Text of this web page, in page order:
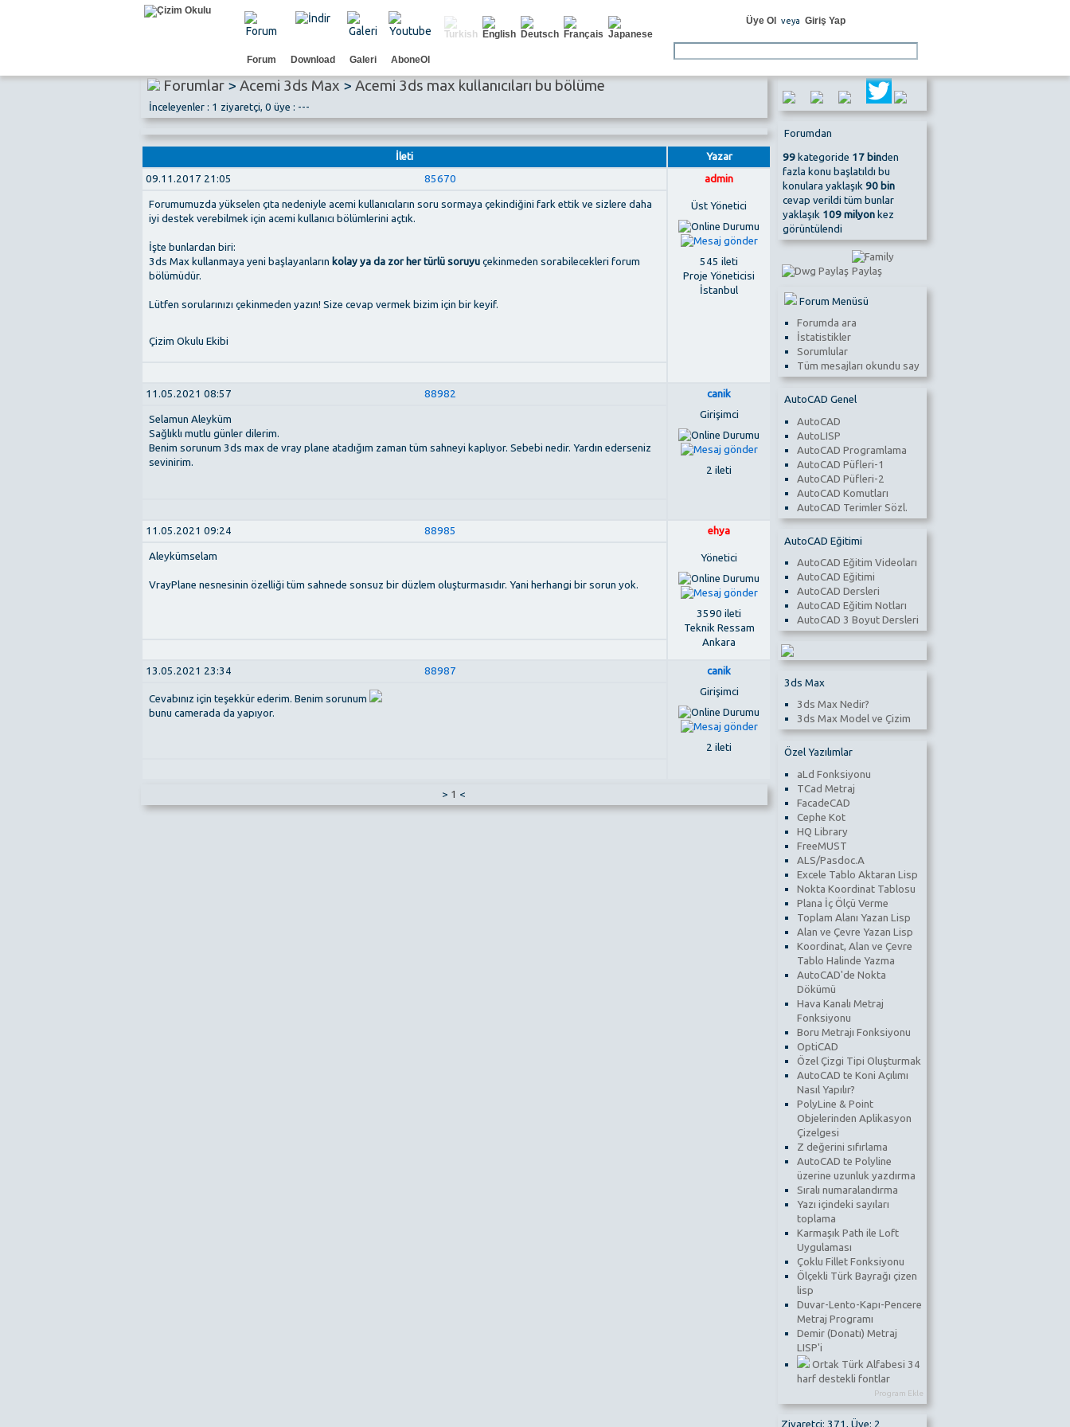
Forum Download Galeri AboneOl
Üye Ol veya Giriş Yap
Forumdan
99kategoride 17 binden
fazla konu başlatıldı bu
konulara yaklaşık 90 bin
cevap verildi tüm bunlar
yaklaşık 109 milyonkez
görüntülendi
Forum Menüsü
Forumda ara
İstatistikler
Sorumlular
Tüm mesajları okundu say
AutoCAD Genel
AutoCAD
AutoLISP
AutoCAD Programlama
AutoCAD Püfleri-1
AutoCAD Püfleri-2
AutoCAD Komutları
AutoCAD Terimler Sözl.
AutoCAD Eğitimi
AutoCAD Eğitim Videoları
AutoCAD Eğitimi
AutoCAD Dersleri
AutoCAD Eğitim Notları
AutoCAD 3 Boyut Dersleri
3ds Max
3ds Max Nedir?
3ds Max Model ve Çizim
Özel Yazılımlar
aLd Fonksiyonu
TCad Metraj
FacadeCAD
Cephe Kot
HQ Library
FreeMUST
ALS/Pasdoc.A
Excele Tablo Aktaran Lisp
Nokta Koordinat Tablosu
Plana İç Ölçü Verme
Toplam Alanı Yazan Lisp
Alan ve Çevre Yazan Lisp
Koordinat, Alan ve Çevre
Tablo Halinde Yazma
AutoCAD'de Nokta
Dökümü
Hava Kanalı Metraj
Fonksiyonu
Boru Metrajı Fonksiyonu
OptiCAD
Özel Çizgi Tipi Oluşturmak
AutoCAD te Koni Açılımı
Nasıl Yapılır?
PolyLine & Point
Objelerinden Aplikasyon
Çizelgesi
Z değerini sıfırlama
AutoCAD te Polyline
üzerine uzunluk yazdırma
Sıralı numaralandırma
Yazı içindeki sayıları
toplama
Karmaşık Path ile Loft
Uygulaması
Çoklu Fillet Fonksiyonu
Ölçekli Türk Bayrağı çizen
lisp
Duvar-Lento-Kapı-Pencere
Metraj Programı
Demir (Donatı) Metraj
LISP'i
Ortak Türk Alfabesi 34
harf destekli fontlar
Program Ekle
Ziyaretçi: 371, Üye: 2
Forumlar> Acemi 3ds Max > Acemi 3ds max kullanıcıları bu bölüme
İnceleyenler : 1 ziyaretçi, 0 üye : ---
İleti
Yazar
09.11.2017 21:05
85670 admin
Üst Yönetici
545 ileti
Proje Yöneticisi
İstanbul
Forumumuzda yükselen çıta nedeniyle acemi kullanıcıların soru sormaya çekindiğini fark ettik ve sizlere daha
iyi destek verebilmek için acemi kullanıcı bölümlerini açtık.
İşte bunlardan biri:
3ds Max kullanmaya yeni başlayanların kolay ya da zor her türlü soruyu çekinmeden sorabilecekleri forum
bölümüdür.
Lütfen sorularınızı çekinmeden yazın! Size cevap vermek bizim için bir keyif.
Çizim Okulu Ekibi
11.05.2021 08:57 88982
canik
Girişimci
2 ileti
Selamun Aleyküm
Sağlıklı mutlu günler dilerim.
Benim sorunum 3ds max de vray plane atadığım zaman tüm sahneyi kaplıyor. Sebebi nedir. Yardın ederseniz
sevinirim.
11.05.2021 09:24 88985 ehya
Yönetici
3590 ileti
Teknik Ressam
Ankara
Aleykümselam
VrayPlane nesnesinin özelliği tüm sahnede sonsuz bir düzlem oluşturmasıdır. Yani herhangi bir sorun yok.
13.05.2021 23:34 88987
canik
Girişimci
2 ileti
Cevabınız için teşekkür ederim. Benim sorunum
bunu camerada da yapıyor.
> 1 <